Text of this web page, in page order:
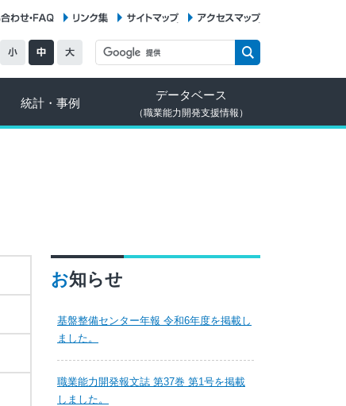
統計・事例
データベース
（職業能力開発支援情報）
お知らせ
基盤整備センター年報 令和6年度を掲載し
ました。
職業能力開発報文誌 第37巻 第1号を掲載
しました。